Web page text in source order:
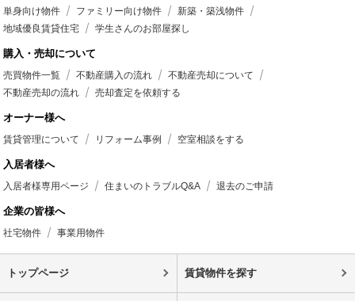
単身向け物件
ファミリー向け物件
新築・築浅物件
地域優良賃貸住宅
学生さんのお部屋探し
購入・売却について
売買物件一覧 不動産購入の流れ
不動産売却について
不動産売却の流れ
売却査定を依頼する
オーナー様へ
賃貸管理について リフォーム事例 空室相談をする
入居者様へ
入居者様専用ページ 住まいのトラブルQ&A 退去のご申請
企業の皆様へ
社宅物件 事業用物件
トップページ 賃貸物件を探す